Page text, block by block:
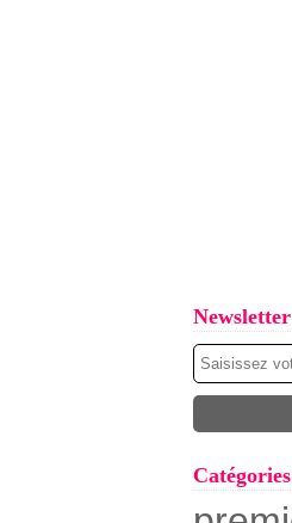
Newsletter
Catégories